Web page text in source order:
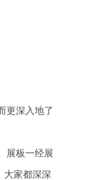
更深入地了
展板一经展
大家都深深